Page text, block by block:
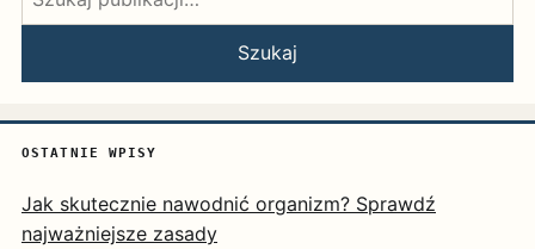
Szukaj
OSTATNIE WPISY
Jak skutecznie nawodnić organizm? Sprawdź
najważniejsze zasady